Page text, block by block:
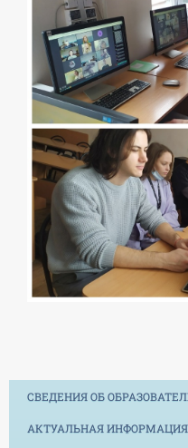
СВЕДЕНИЯ ОБ
АКТУАЛЬНАЯ ИНФОРМАЦИЯ